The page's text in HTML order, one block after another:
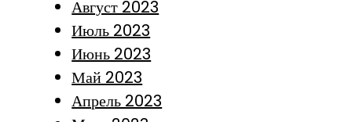
Август 2023
Июль 2023
Июнь 2023
Май 2023
Апрель 2023